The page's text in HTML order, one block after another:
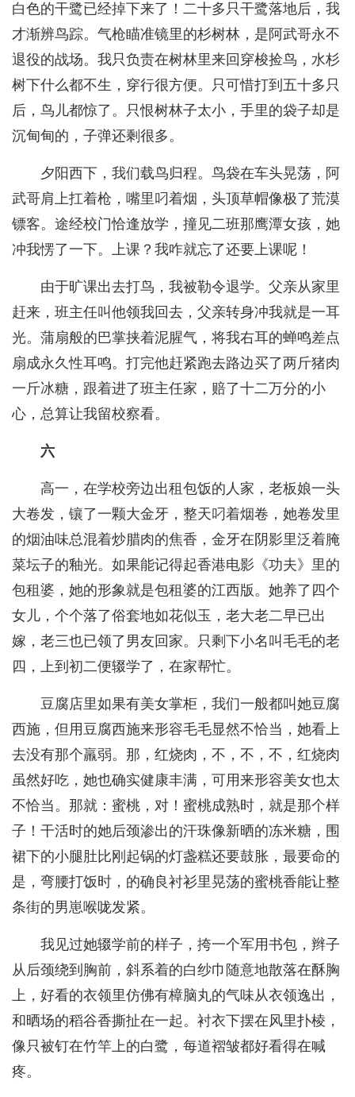
白色的干鹭已经掉下来了！二十多只干鹭落地后，我
才渐辨鸟踪。气枪瞄准镜里的杉树林，是阿武哥永不
退役的战场。我只负责在树林里来回穿梭捡鸟，水杉
树下什么都不生，穿行很方便。只可惜打到五十多只
后，鸟儿都惊了。只恨树林子太小，手里的袋子却是
沉甸甸的，子弹还剩很多。
夕阳西下，我们载鸟归程。鸟袋在车头晃荡，阿
武哥肩上扛着枪，嘴里叼着烟，头顶草帽像极了荒漠
镖客。途经校门恰逢放学，撞见二班那鹰潭女孩，她
冲我愣了一下。上课？我咋就忘了还要上课呢！
由于旷课出去打鸟，我被勒令退学。父亲从家里
赶来，班主任叫他领我回去，父亲转身冲我就是一耳
光。蒲扇般的巴掌挟着泥腥气，将我右耳的蝉鸣差点
扇成永久性耳鸣。打完他赶紧跑去路边买了两斤猪肉
一斤冰糖，跟着进了班主任家，赔了十二万分的小
心，总算让我留校察看。
六
高一，在学校旁边出租包饭的人家，老板娘一头
大卷发，镶了一颗大金牙，整天叼着烟卷，她卷发里
的烟油味总混着炒腊肉的焦香，金牙在阴影里泛着腌
菜坛子的釉光。如果能记得起香港电影《功夫》里的
包租婆，她的形象就是包租婆的江西版。她养了四个
女儿，个个落了俗套地如花似玉，老大老二早已出
嫁，老三也已领了男友回家。只剩下小名叫毛毛的老
四，上到初二便辍学了，在家帮忙。
豆腐店里如果有美女掌柜，我们一般都叫她豆腐
西施，但用豆腐西施来形容毛毛显然不恰当，她看上
去没有那个羸弱。那，红烧肉，不，不，不，红烧肉
虽然好吃，她也确实健康丰满，可用来形容美女也太
不恰当。那就：蜜桃，对！蜜桃成熟时，就是那个样
子！干活时的她后颈渗出的汗珠像新晒的冻米糖，围
裙下的小腿肚比刚起锅的灯盏糕还要鼓胀，最要命的
是，弯腰打饭时，的确良衬衫里晃荡的蜜桃香能让整
条街的男崽喉咙发紧。
我见过她辍学前的样子，挎一个军用书包，辫子
从后颈绕到胸前，斜系着的白纱巾随意地散落在酥胸
上，好看的衣领里仿佛有樟脑丸的气味从衣领逸出，
和晒场的稻谷香撕扯在一起。衬衣下摆在风里扑棱，
像只被钉在竹竿上的白鹭，每道褶皱都好看得在喊
疼。